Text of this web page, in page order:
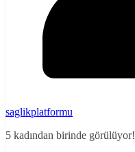
saglikplatformu
5 kadından birinde görülüyor!